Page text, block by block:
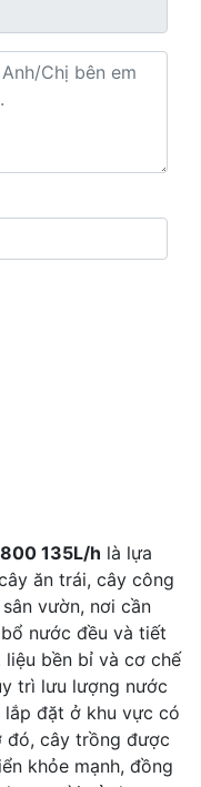
135L/h là lựa
ăn trái, cây công
vườn, nơi cần
nước đều và tiết
bền bỉ và cơ chế
trì lưu lượng nước
đặt ở khu vực có
đó, cây trồng được
khỏe mạnh, đồng